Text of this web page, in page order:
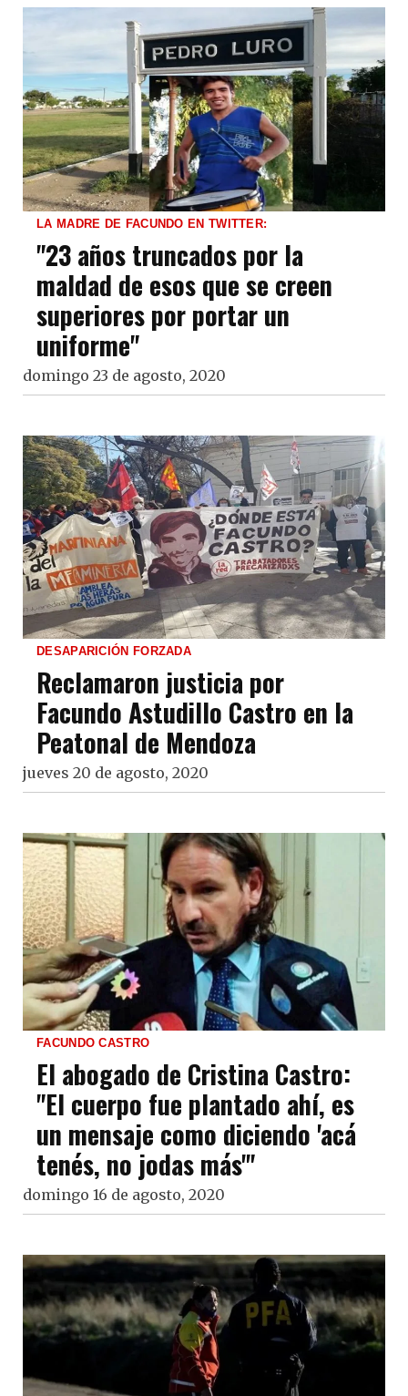
LA MADRE DE FACUNDO EN TWITTER:
"23 años truncados por la
maldad de esos que se creen
superiores por portar un
uniforme"
domingo 23 de agosto, 2020
DESAPARICIÓN FORZADA
Reclamaron justicia por
Facundo Astudillo Castro en la
Peatonal de Mendoza
jueves 20 de agosto, 2020
FACUNDO CASTRO
El abogado de Cristina Castro:
"El cuerpo fue plantado ahí, es
un mensaje como diciendo 'acá
tenés, no jodas más'"
domingo 16 de agosto, 2020